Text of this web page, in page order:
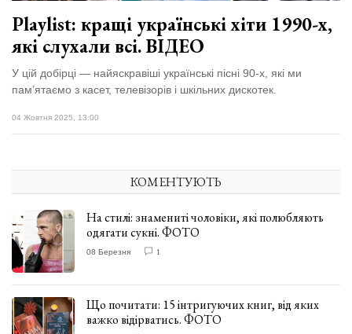
Playlist: кращі українські хіти 1990-х,
які слухали всі. ВІДЕО
У цій добірці — найяскравіші українські пісні 90-х, які ми
пам’ятаємо з касет, телевізорів і шкільних дискотек.
04 Жовтня 2025, 13:00
КОМЕНТУЮТЬ
На стилі: знамениті чоловіки, які полюбляють
одягати сукні. ФОТО
08 Березня 1
Що почитати: 15 інтригуючих книг, від яких
важко відірватись. ФОТО